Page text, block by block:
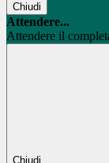
Chiudi
Attendere...
Attendere il
Chiudi